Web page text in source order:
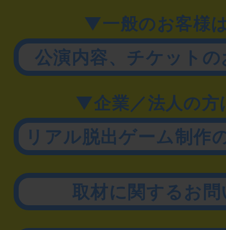
▼一般のお客様
公演内容、チケット
▼企業／法人の方
リアル脱出ゲーム制作
取材に関するお